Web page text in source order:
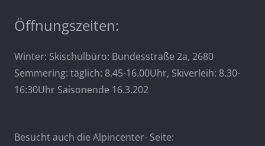
Öffnungszeiten:
Winter: Skischulbüro: Bundesstraße 2a, 2680
Semmering: täglich: 8.45-16.00Uhr, Skiverleih: 8.30-
16:30Uhr Saisonende 16.3.202
Besucht auch die Alpincenter- Seite: